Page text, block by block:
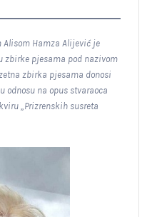
Alisom Hamza Alijević je
zbirke pjesama pod nazivom
zbirka pjesama donosi
odnosu na opus stvaraoca
„Prizrenskih susreta